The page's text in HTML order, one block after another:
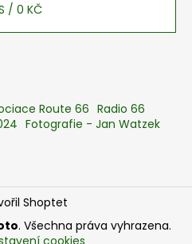
/ 0 KČ
Route 66 Radio 66
Fotografie - Jan Watzek
Shoptet
. Všechna práva vyhrazena.
cookies